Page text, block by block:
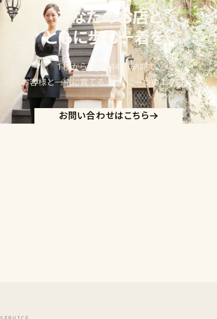
あなたのお店と
ともに歩む一着を。
1 枚から、最短 14 日納期で。
お客様と一緒に育てる、世界に一つのエプロン。
お問い合わせはこちら